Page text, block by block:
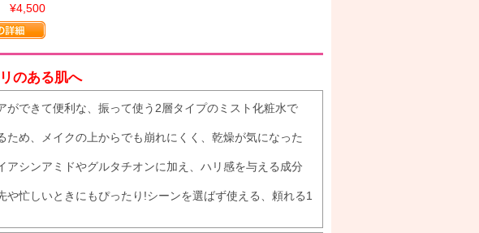
¥4,500
のある肌へ
ができて便利な、振って使う2層タイプのミスト化粧水で
ため、メイクの上からでも崩れにくく、乾燥が気になった
アシンアミドやグルタチオンに加え、ハリ感を与える成分
や忙しいときにもぴったり!シーンを選ばず使える、頼れる1